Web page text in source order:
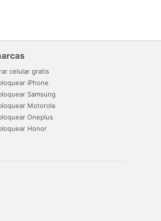
celular gratis
iPhone
Samsung
Motorola
Oneplus
Honor